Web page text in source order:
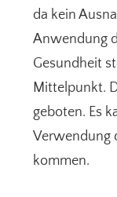
da kein
Anwendung
Gesundheit
Mittelpunkt.
geboten. Es
Verwendung
kommen.